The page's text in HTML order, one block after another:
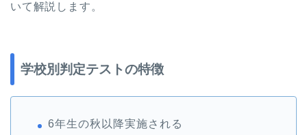
いて解説します。
学校別判定テストの特徴
6年生の秋以降実施される